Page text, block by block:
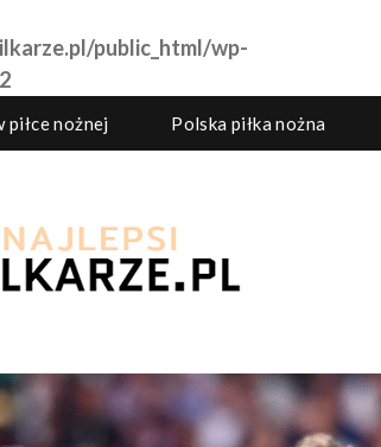
public_html/wp-
piłce nożnej Polska piłka nożna